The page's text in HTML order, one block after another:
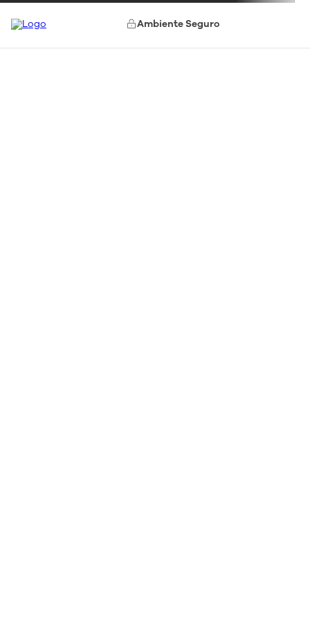
Ambiente Seguro